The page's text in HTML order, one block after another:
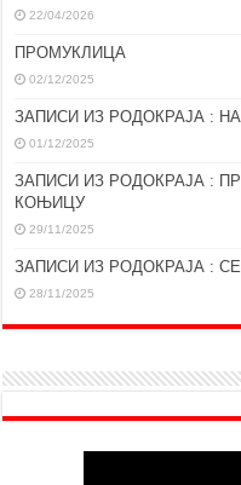
22/04/2026
ПРОМУКЛИЦА
02/12/2025
ЗАПИСИ ИЗ РОДОКРАЈА :
01/12/2025
ЗАПИСИ ИЗ РОДОКРАЈА :
КОЊИЦУ
29/11/2025
ЗАПИСИ ИЗ РОДОКРАЈА :
28/11/2025